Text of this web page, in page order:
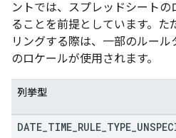
ントでは、スプレッドシートの
ることを前提としています。
リングする際は、一部のルー
のロケールが使用されます。
列挙型
DATE TIME RULE TYPE